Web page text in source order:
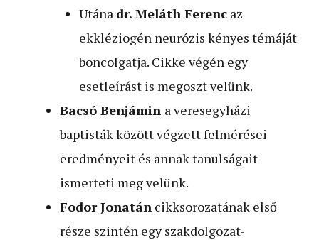
Utána dr. Meláth Ferenc az
ekkléziogén neurózis kényes témáját
boncolgatja. Cikke végén egy
esetleírást is megoszt velünk.
Bacsó Benjámin a veresegyházi
baptisták között végzett felmérései
eredményeit és annak tanulságait
ismerteti meg velünk.
Fodor Jonatán cikksorozatának első
része szintén egy szakdolgozat-